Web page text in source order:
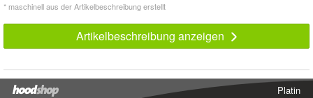
* maschinell aus der Artikelbeschreibung erstellt
Artikelbeschreibung anzeigen
Platin